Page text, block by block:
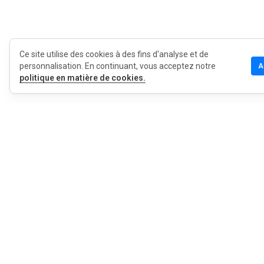
Ce site utilise des cookies à des fins d'analyse et de
personnalisation. En continuant, vous acceptez notre
politique en matière de cookies.